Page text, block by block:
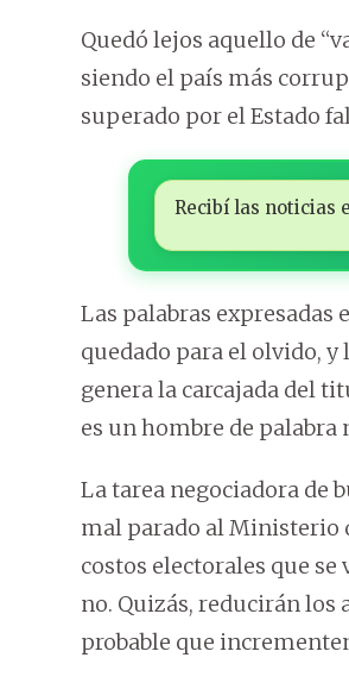
Quedó lejos aquello de
siendo el país más
superado por el Estado
Recibí las noticias
Las palabras
quedado para el olvido,
genera la carcajada del
es un hombre de
La tarea negociadora de
mal parado al Ministerio
costos electorales que se
no. Quizás, reducirán los
probable que